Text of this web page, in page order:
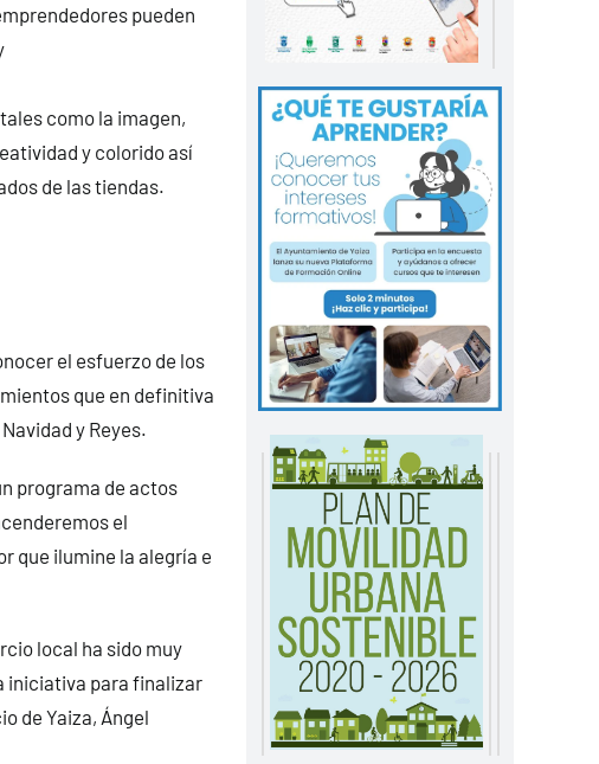
pueden
como la imagen,
y colorido así
de las tiendas.
el esfuerzo de los
que en definitiva
y Reyes.
programa de actos
el
que ilumine la alegría e
local ha sido muy
iniciativa para finalizar
de Yaiza, Ángel